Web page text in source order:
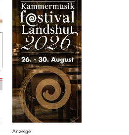
Anzeige